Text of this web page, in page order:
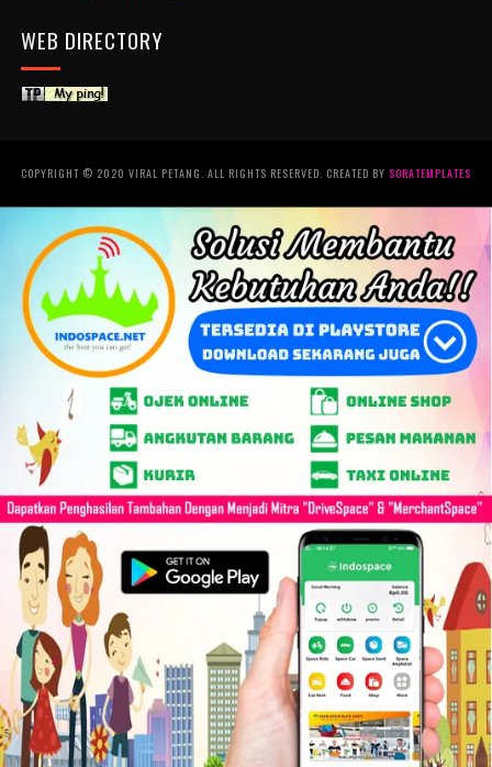
WEB DIRECTORY
COPYRIGHT © 2020 VIRAL PETANG. ALL RIGHTS RESERVED. CREATED BY SORATEMPLATES